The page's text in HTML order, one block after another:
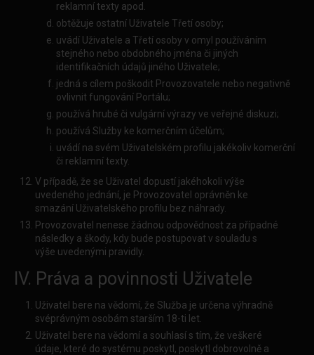
reklamní texty apod.
obtěžuje ostatní Uživatele Třetí osoby;
uvádí Uživatele a Třetí osoby v omyl používáním
stejného nebo obdobného jména či jiných
identifikačních údajů jiného Uživatele;
jedná s cílem poškodit Provozovatele nebo negativně
ovlivnit fungování Portálu;
používá hrubé či vulgární výrazy ve veřejné diskuzi;
používá Služby ke komerčním účelům;
uvádí na svém Uživatelském profilu jakékoliv komerční
či reklamní texty.
V případě, že se Uživatel dopustí jakéhokoli výše
uvedeného jednání, je Provozovatel oprávněn ke
smazání Uživatelského profilu bez náhrady.
Provozovatel nenese žádnou odpovědnost za případné
následky a škody, kdy bude postupovat v souladu s
výše uvedenými pravidly.
IV. Práva a povinnosti Uživatele
Uživatel bere na vědomí, že Služba je určena výhradně
svéprávným osobám starším 18-ti let.
Uživatel bere na vědomí a souhlasí s tím, že veškeré
údaje, které do systému poskytl, poskytl dobrovolně a